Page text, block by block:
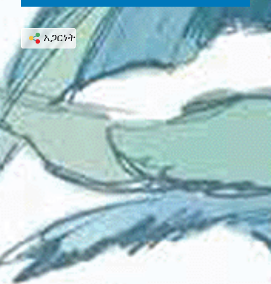
አጋርነት